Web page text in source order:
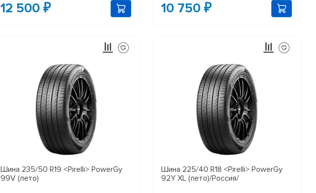
12 500 ₽ 10 750 ₽
Шина 235/50 R19 <Pirelli> PowerGy
99V (лето)
Шина 225/40 R18 <Pirelli> PowerGy
92Y XL (лето)/Россия/